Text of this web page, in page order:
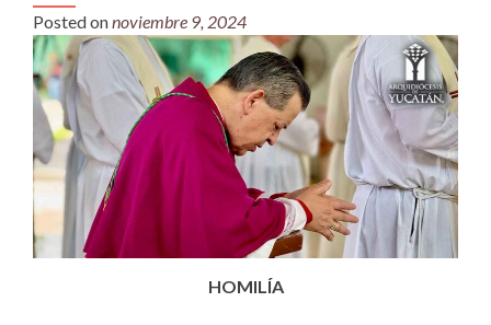
Posted onnoviembre 9, 2024
HOMILÍA